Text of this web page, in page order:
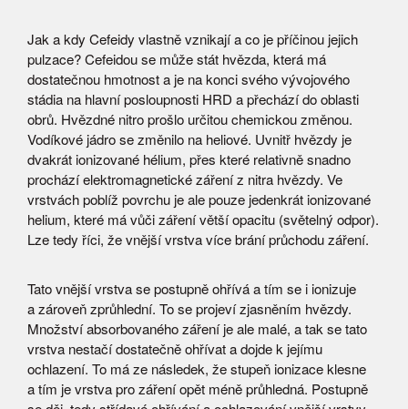
Jak a kdy Cefeidy vlastně vznikají a co je příčinou jejich
pulzace? Cefeidou se může stát hvězda, která má
dostatečnou hmotnost a je na konci svého vývojového
stádia na hlavní posloupnosti HRD a přechází do oblasti
obrů. Hvězdné nitro prošlo určitou chemickou změnou.
Vodíkové jádro se změnilo na heliové. Uvnitř hvězdy je
dvakrát ionizované hélium, přes které relativně snadno
prochází elektromagnetické záření z nitra hvězdy. Ve
vrstvách poblíž povrchu je ale pouze jedenkrát ionizované
helium, které má vůči záření větší opacitu (světelný odpor).
Lze tedy říci, že vnější vrstva více brání průchodu záření.
Tato vnější vrstva se postupně ohřívá a tím se i ionizuje
a zároveň zprůhlední. To se projeví zjasněním hvězdy.
Množství absorbovaného záření je ale malé, a tak se tato
vrstva nestačí dostatečně ohřívat a dojde k jejímu
ochlazení. To má ze následek, že stupeň ionizace klesne
a tím je vrstva pro záření opět méně průhledná. Postupně